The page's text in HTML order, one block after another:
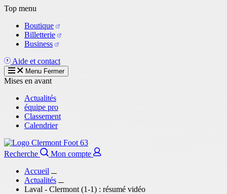
Aller
contenu
principal
Top menu
Boutique
Billetterie
Business
Aide et contact
Menu Fermer
Mises en avant
Actualités
équipe pro
Classement
Calendrier
Recherche
Mon compte
Accueil
Actualités
Laval - Clermont (1-1) : résumé vidéo